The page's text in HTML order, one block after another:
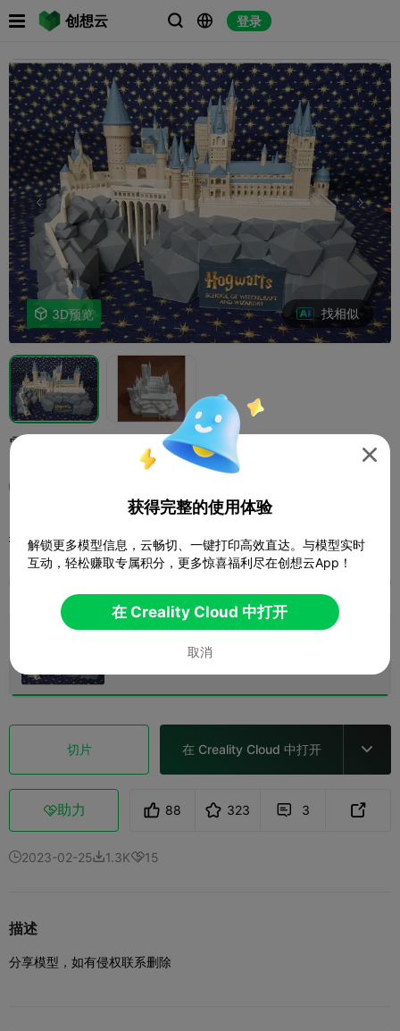
创想云   登录
 3D预览 找相似
霍格沃兹城堡
打印配置 (1) 添加 玩具与游戏  其他
切片 在 Creality Cloud 中打开 
助力 88 323  3 
2023-02-251.3K15
描述
分享模型，如有侵权联系删除

获得完整的使用体验
解锁更多模型信息，云畅切、一键打印高效直达。与模型实时
互动，轻松赚取专属积分，更多惊喜福利尽在创想云App！
在 Creality Cloud 中打开
取消